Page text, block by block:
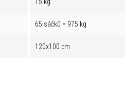
65 sáčků = 975 kg
120x100 cm